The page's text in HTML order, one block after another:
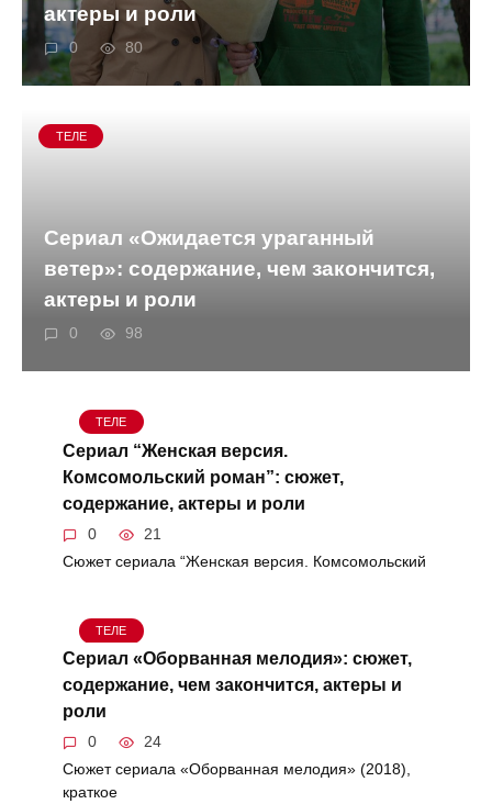
актеры и роли
0 80
ТЕЛЕ
Сериал «Ожидается ураганный
ветер»: содержание, чем закончится,
актеры и роли
0 98
ТЕЛЕ
Сериал “Женская версия.
Комсомольский роман”: сюжет,
содержание, актеры и роли
0 21
Сюжет сериала “Женская версия. Комсомольский
ТЕЛЕ
Сериал «Оборванная мелодия»: сюжет,
содержание, чем закончится, актеры и
роли
0 24
Сюжет сериала «Оборванная мелодия» (2018),
краткое